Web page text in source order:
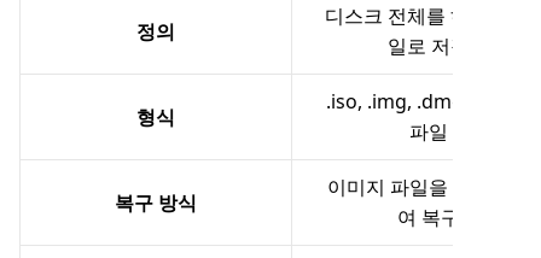
정의
디스크 전체를 하나의 파
일로 저장
형식
.iso, .img, .dmg 등 단일
파일
복구 방식
이미지 파일을 마운트하
여 복구